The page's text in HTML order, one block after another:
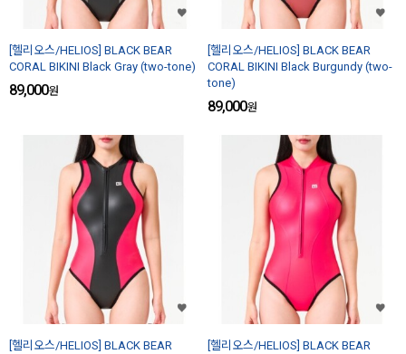
[헬리오스/HELIOS] BLACK BEAR
CORAL BIKINI Black Gray (two-tone)
89,000원
[헬리오스/HELIOS] BLACK BEAR
CORAL BIKINI Black Burgundy (two-
tone)
89,000원
[헬리오스/HELIOS] BLACK BEAR
[헬리오스/HELIOS] BLACK BEAR